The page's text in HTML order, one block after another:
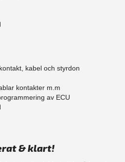
kabel och styrdon
kontakter m.m
av ECU
& klart!